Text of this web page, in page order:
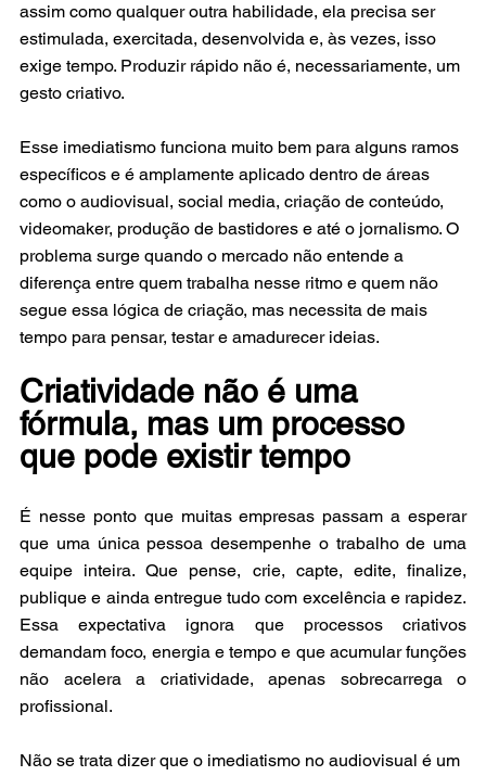
assim como qualquer outra habilidade, ela precisa ser
estimulada, exercitada, desenvolvida e, às vezes, isso
exige tempo. Produzir rápido não é, necessariamente, um
gesto criativo.
Esse imediatismo funciona muito bem para alguns ramos
específicos e é amplamente aplicado dentro de áreas
como o audiovisual, social media, criação de conteúdo,
videomaker, produção de bastidores e até o jornalismo. O
problema surge quando o mercado não entende a
diferença entre quem trabalha nesse ritmo e quem não
segue essa lógica de criação, mas necessita de mais
tempo para pensar, testar e amadurecer ideias.
Criatividade não é uma
fórmula, mas um processo
que pode existir tempo
É nesse ponto que muitas empresas passam a esperar
que uma única pessoa desempenhe o trabalho de uma
equipe inteira. Que pense, crie, capte, edite, finalize,
publique e ainda entregue tudo com excelência e rapidez.
Essa expectativa ignora que processos criativos
demandam foco, energia e tempo e que acumular funções
não acelera a criatividade, apenas sobrecarrega o
profissional.
Não se trata dizer que o imediatismo no audiovisual é um